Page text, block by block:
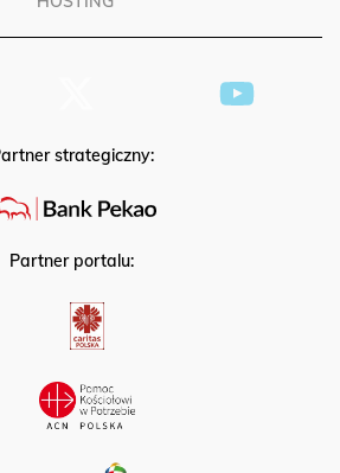
Partner strategiczny:
Partner portalu: